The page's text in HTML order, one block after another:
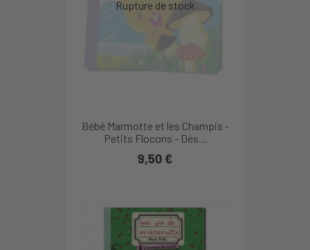
Bébé Marmotte et les Champis -
Petits Flocons - Dès...
9,50 €